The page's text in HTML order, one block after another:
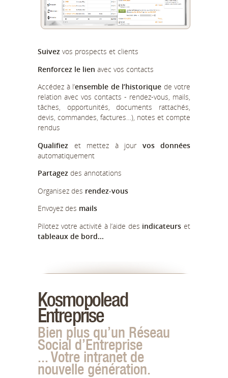
Suivez vos prospects et clients
Renforcez le lien avec vos contacts
Accédez à l’ensemble de l’historique de votre
relation avec vos contacts - rendez-vous, mails,
tâches, opportunités, documents rattachés,
devis, commandes, factures…), notes et compte
rendus
Qualifiez et mettez à jour vos données
automatiquement
Partagez des annotations
Organisez des rendez-vous
Envoyez des mails
Pilotez votre activité à l’aide des indicateurs et
tableaux de bord...
Kosmopolead
Entreprise
Bien plus qu’un Réseau
Social d’Entreprise
... Votre intranet de
nouvelle génération.